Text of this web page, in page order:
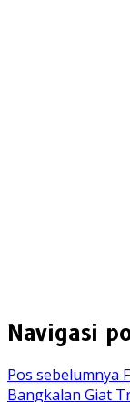
Navigasi
Pos sebelumnya
Bangkalan Giat